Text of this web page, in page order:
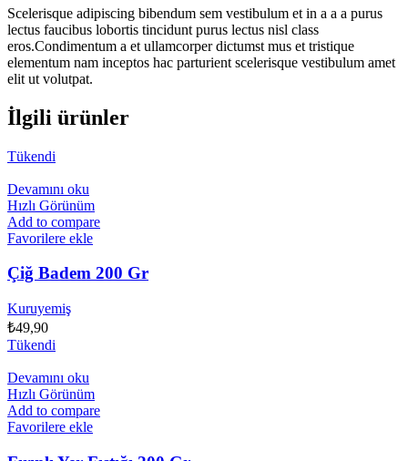
Scelerisque adipiscing bibendum sem vestibulum et in a a a purus
lectus faucibus lobortis tincidunt purus lectus nisl class
eros.Condimentum a et ullamcorper dictumst mus et tristique
elementum nam inceptos hac parturient scelerisque vestibulum amet
elit ut volutpat.
İlgili ürünler
Tükendi
Devamını oku
Hızlı Görünüm
Add to compare
Favorilere ekle
Çiğ Badem 200 Gr
Kuruyemiş
₺49,90
Tükendi
Devamını oku
Hızlı Görünüm
Add to compare
Favorilere ekle